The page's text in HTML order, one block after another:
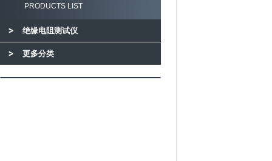
PRODUCTS LIST
绝缘电阻测试仪
更多分类